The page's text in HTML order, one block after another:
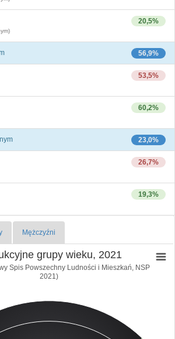
20,5%
56,9%
53,5%
60,2%
23,0%
26,7%
19,3%
Mężczyźni
grupy wieku, 2021
Spis Powszechny Ludności i Mieszkań, NSP
2021)